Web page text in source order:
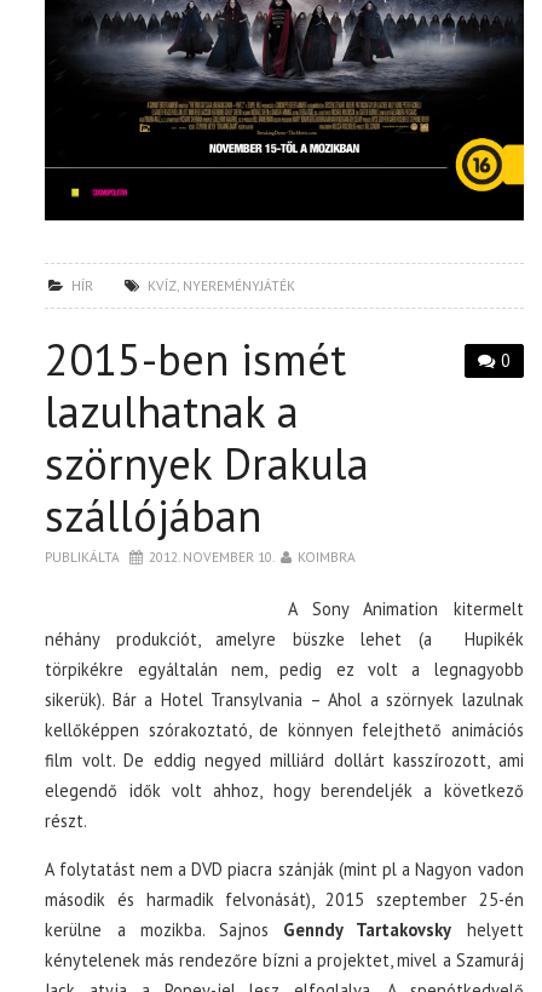
HÍR KVÍZ NYEREMÉNYJÁTÉK
0
2015-ben ismét
lazulhatnak a
szörnyek Drakula
szállójában
PUBLIKÁLTA 2012. NOVEMBER 10. KOIMBRA
A Sony Animation kitermelt
néhány produkciót, amelyre büszke lehet (a Hupikék
törpikékre egyáltalán nem, pedig ez volt a legnagyobb
sikerük). Bár a Hotel Transylvania – Ahol a szörnyek lazulnak
kellőképpen szórakoztató, de könnyen felejthető animációs
film volt. De eddig negyed milliárd dollárt kasszírozott, ami
elegendő idők volt ahhoz, hogy berendeljék a következő
részt.
A folytatást nem a DVD piacra szánják (mint pl a Nagyon vadon
második és harmadik felvonását), 2015 szeptember 25-én
kerülne a mozikba. Sajnos Genndy Tartakovsky helyett
kénytelenek más rendezőre bízni a projektet, mivel a Szamuráj